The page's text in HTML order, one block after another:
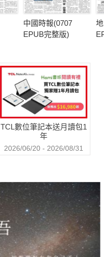
中國時報(0707
EPUB完整版)
TCL數位筆記本送月讀包1
年
2026/06/20 - 2026/08/31